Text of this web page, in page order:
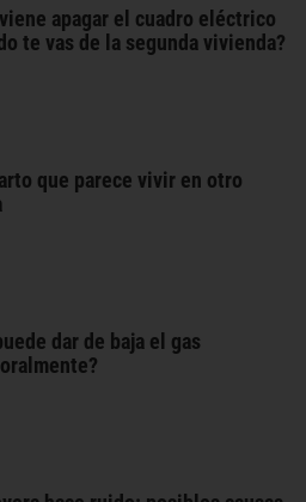
apagar el cuadro eléctrico
te vas de la segunda vivienda?
que parece vivir en otro
dar de baja el gas